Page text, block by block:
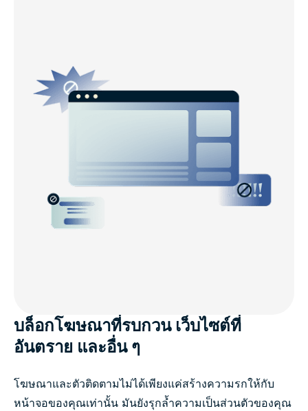
บล็อกโฆษณาที่รบกวน เว็บไซต์ที่
อันตราย และอื่น ๆ
โฆษณาและตัวติดตามไม่ได้เพียงแค่สร้างความรกให้กับ
หน้าจอของคุณเท่านั้น มันยังรุกล้ำความเป็นส่วนตัวของคุณ